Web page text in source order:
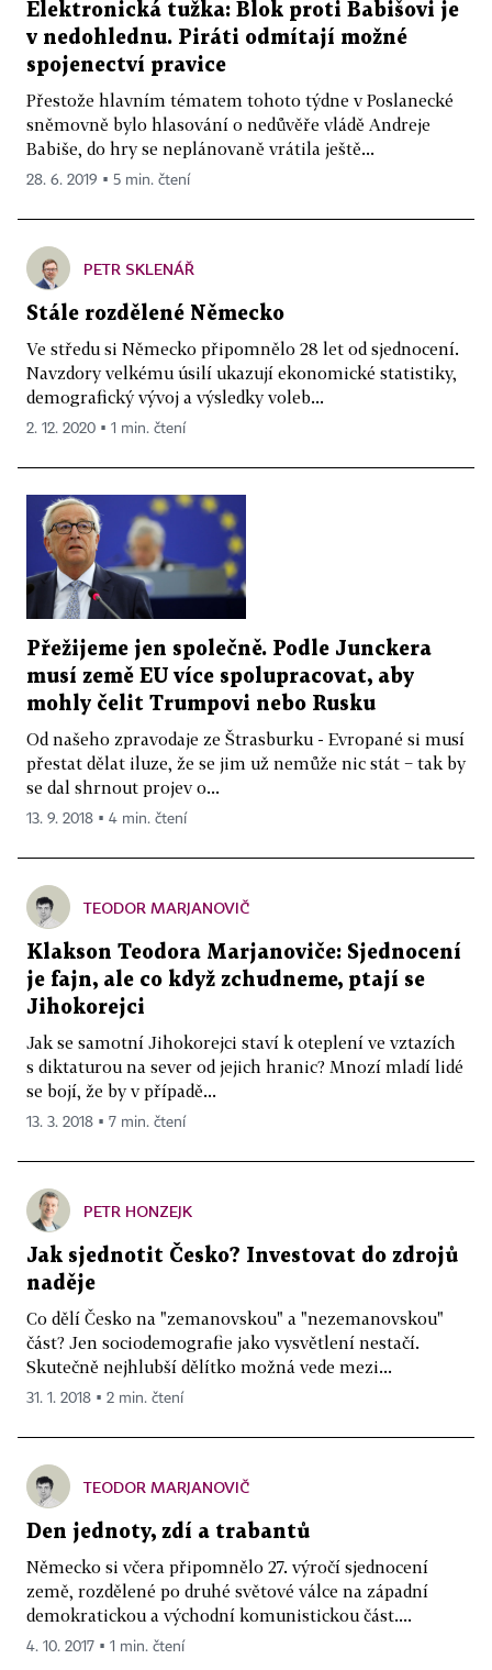
Elektronická tužka: Blok proti Babišovi je
v nedohlednu. Piráti odmítají možné
spojenectví pravice
Přestože hlavním tématem tohoto týdne v Poslanecké
sněmovně bylo hlasování o nedůvěře vládě Andreje
Babiše, do hry se neplánovaně vrátila ještě...
28. 6. 2019 ▪ 5 min. čtení
PETR SKLENÁŘ
Stále rozdělené Německo
Ve středu si Německo připomnělo 28 let od sjednocení.
Navzdory velkému úsilí ukazují ekonomické statistiky,
demografický vývoj a výsledky voleb...
2. 12. 2020 ▪ 1 min. čtení
Přežijeme jen společně. Podle Junckera
musí země EU více spolupracovat, aby
mohly čelit Trumpovi nebo Rusku
Od našeho zpravodaje ze Štrasburku - Evropané si musí
přestat dělat iluze, že se jim už nemůže nic stát − tak by
se dal shrnout projev o...
13. 9. 2018 ▪ 4 min. čtení
TEODOR MARJANOVIČ
Klakson Teodora Marjanoviče: Sjednocení
je fajn, ale co když zchudneme, ptají se
Jihokorejci
Jak se samotní Jihokorejci staví k oteplení ve vztazích
s diktaturou na sever od jejich hranic? Mnozí mladí lidé
se bojí, že by v případě...
13. 3. 2018 ▪ 7 min. čtení
PETR HONZEJK
Jak sjednotit Česko? Investovat do zdrojů
naděje
Co dělí Česko na "zemanovskou" a "nezemanovskou"
část? Jen sociodemografie jako vysvětlení nestačí.
Skutečně nejhlubší dělítko možná vede mezi...
31. 1. 2018 ▪ 2 min. čtení
TEODOR MARJANOVIČ
Den jednoty, zdí a trabantů
Německo si včera připomnělo 27. výročí sjednocení
země, rozdělené po druhé světové válce na západní
demokratickou a východní komunistickou část....
4. 10. 2017 ▪ 1 min. čtení